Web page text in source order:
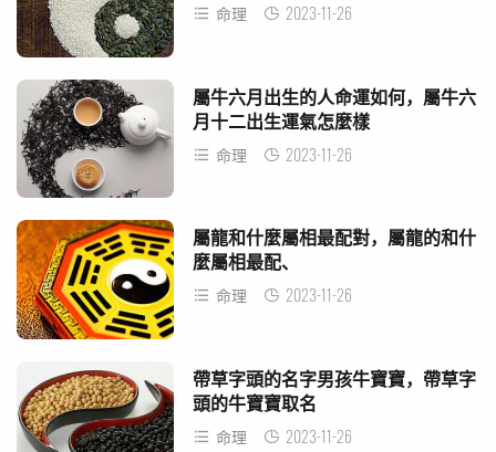
命理 2023-11-26
屬牛六月出生的人命運如何，屬牛六
月十二出生運氣怎麼樣
命理 2023-11-26
屬龍和什麼屬相最配對，屬龍的和什
麼屬相最配、
命理 2023-11-26
帶草字頭的名字男孩牛寶寶，帶草字
頭的牛寶寶取名
命理 2023-11-26